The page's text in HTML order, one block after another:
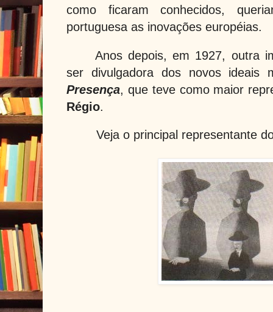
como ficaram conhecidos,
portuguesa as inovações européias.
Anos depois, em 1927, outra
ser divulgadora dos novos ideais
Presença, que teve como maior
Régio.
Veja o principal representante